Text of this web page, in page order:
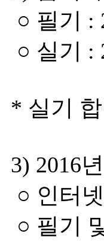
○ 필기 :
○ 실기 :
* 실기
3) 2016
○ 인터
○ 필기